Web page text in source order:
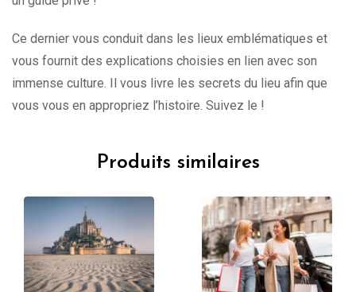
Ce dernier vous conduit dans les lieux emblématiques et
vous fournit des explications choisies en lien avec son
immense culture. Il vous livre les secrets du lieu afin que
vous vous en appropriez l’histoire. Suivez le !
Produits similaires